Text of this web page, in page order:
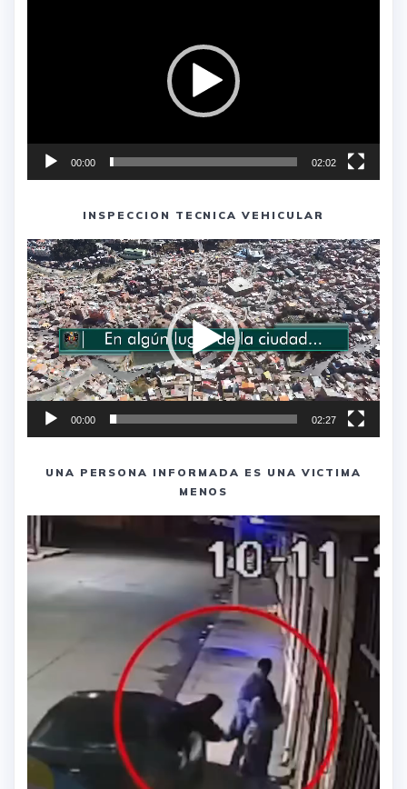
00:00 02:02
INSPECCION TECNICA VEHICULAR
Reproductor
de
vídeo
00:00 02:27
UNA PERSONA INFORMADA ES UNA VICTIMA
MENOS
Reproductor
de
vídeo